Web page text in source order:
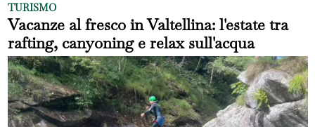
TURISMO
Vacanze al fresco in Valtellina: l'estate tra
rafting, canyoning e relax sull'acqua